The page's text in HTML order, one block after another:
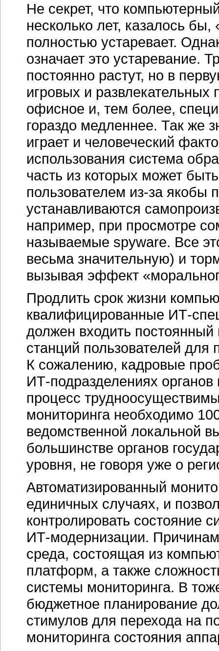
Не секрет, что
несколько лет, казалось
полностью устаревает.
означает это устаревание.
постоянно растут, но в
игровых и
офисное и, тем более,
гораздо медленнее. Так же
играет и человеческий
использования система
часть из которых может
пользователем из-заякобы
устанавливаются
например, при просмотре
называемые spyware. Все
весьма значительную) и
вызывая эффект
Продлить срок жизни
квалифицированные ИТ-
должен входить постоянный
станций пользователей
К сожалению, кадровые
ИТ-подразделениях органов
процесс
мониторинга необходимо
ведомственной локальной
большинстве органов
уровня, не говоря уже о
Автоматизированный
единичных случаях, и
контролировать состояние
ИТ-модернизации.
среда, состоящая из
платформ, а также
системы мониторинга. В
бюджетное планирование
стимулов для перехода на
мониторинга состояния